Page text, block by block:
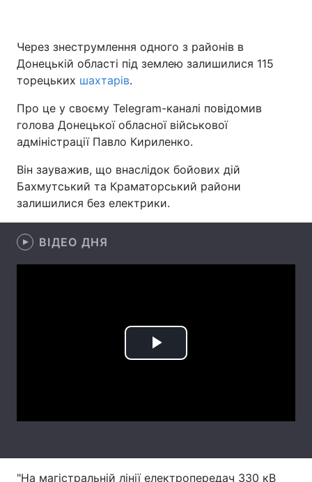
Україна Політика
Спорт Наука
Техно і зв'язок
Зброя Інциденти
Здоров'я
Статті
Думки
Контакти
Через знеструмлення одного з районів в
Донецькій області під землею залишилися 115
торецьких шахтарів.
Про це у своєму Telegram-каналі повідомив
голова Донецької обласної військової
адміністрації Павло Кириленко.
Він зауважив, що внаслідок бойових дій
Бахмутський та Краматорський райони
залишилися без електрики.
ВІДЕО ДНЯ
Play
"На магістральній лінії електропередач 330 кВ